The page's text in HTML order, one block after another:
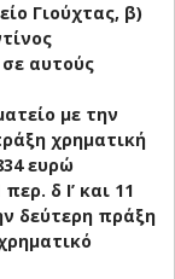
Γιούχτας, β)
αυτούς
με την
χρηματική
ευρώ
δ Ι’ και 11
δεύτερη πράξη